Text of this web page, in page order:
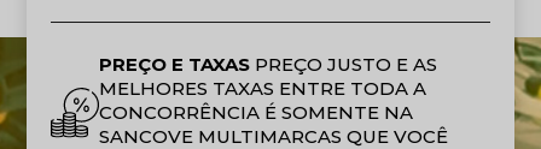
PREÇO E TAXAS PREÇO JUSTO E AS
MELHORES TAXAS ENTRE TODA A
CONCORRÊNCIA É SOMENTE NA
SANCOVE MULTIMARCAS QUE VOCÊ